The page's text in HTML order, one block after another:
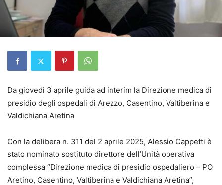
Da giovedì 3 aprile guida ad interim la Direzione medica di
presidio degli ospedali di Arezzo, Casentino, Valtiberina e
Valdichiana Aretina
Con la delibera n. 311 del 2 aprile 2025, Alessio Cappetti è
stato nominato sostituto direttore dell’Unità operativa
complessa “Direzione medica di presidio ospedaliero – PO
Aretino, Casentino, Valtiberina e Valdichiana Aretina”,